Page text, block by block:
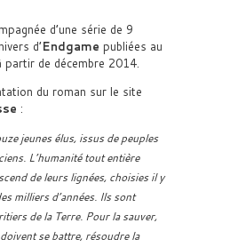
d’une série de 9
d’Endgame publiées au
partir de décembre 2014.
du roman sur le site
:
jeunes élus, issus de peuples
L’humanité tout entière
de leurs lignées, choisies il y
milliers d’années. Ils sont
de la Terre. Pour la sauver,
se battre, résoudre la